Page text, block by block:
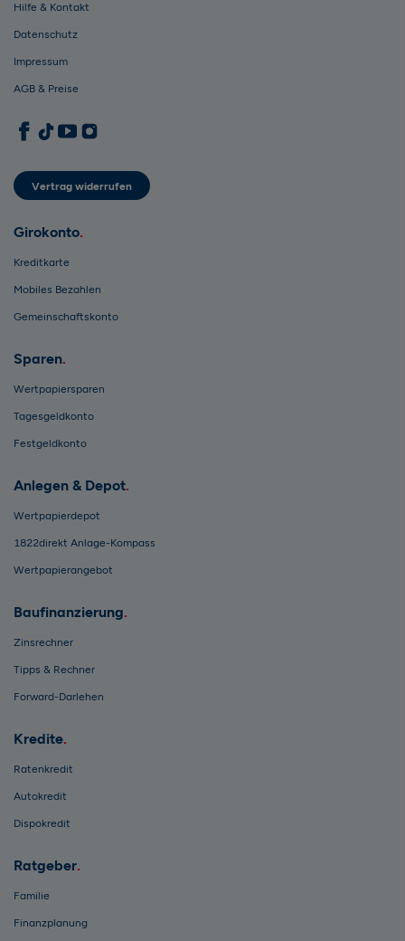
Hilfe & Kontakt
Datenschutz
Impressum
AGB & Preise
1822direkt auf Facebook
1822direkt auf TikTok
1822direkt auf YouTube
1822direkt auf Instagram
Vertrag widerrufen
Girokonto
Kreditkarte
Mobiles Bezahlen
Gemeinschaftskonto
Sparen
Wertpapiersparen
Tagesgeldkonto
Festgeldkonto
Anlegen & Depot
Wertpapierdepot
1822direkt Anlage-Kompass
Wertpapierangebot
Baufinanzierung
Zinsrechner
Tipps & Rechner
Forward-Darlehen
Kredite
Ratenkredit
Autokredit
Dispokredit
Ratgeber
Familie
Finanzplanung